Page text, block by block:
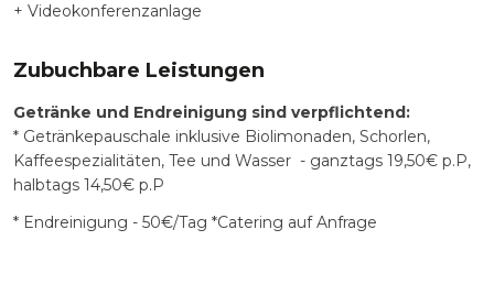
+ Videokonferenzanlage
Zubuchbare Leistungen
Getränke und Endreinigung sind verpflichtend:
* Getränkepauschale inklusive Biolimonaden, Schorlen,
Kaffeespezialitäten, Tee und Wasser - ganztags 19,50€ p.P,
halbtags 14,50€ p.P
* Endreinigung - 50€/Tag *Catering auf Anfrage